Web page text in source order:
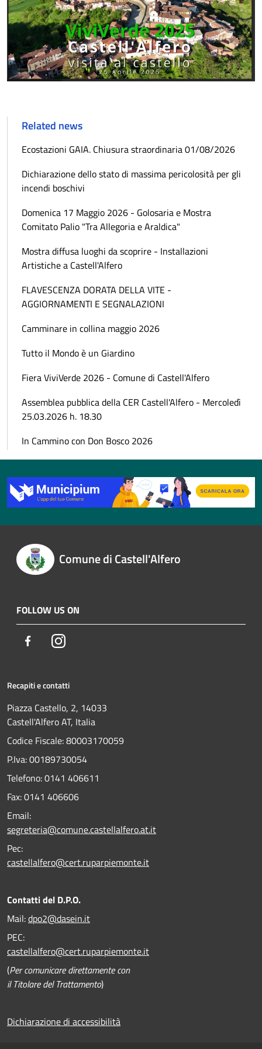
Related news
Ecostazioni GAIA. Chiusura straordinaria 01/08/2026
Dichiarazione dello stato di massima pericolosità per gli
incendi boschivi
Domenica 17 Maggio 2026 - Golosaria e Mostra
Comitato Palio "Tra Allegoria e Araldica"
Mostra diffusa luoghi da scoprire - Installazioni
Artistiche a Castell'Alfero
FLAVESCENZA DORATA DELLA VITE -
AGGIORNAMENTI E SEGNALAZIONI
Camminare in collina maggio 2026
Tutto il Mondo è un Giardino
Fiera ViviVerde 2026 - Comune di Castell'Alfero
Assemblea pubblica della CER Castell'Alfero - Mercoledì
25.03.2026 h. 18.30
In Cammino con Don Bosco 2026
Comune di Castell'Alfero
FOLLOW US ON
FacebookInstagram
Recapiti e contatti
Piazza Castello, 2, 14033
Castell'Alfero AT, Italia
Codice Fiscale: 80003170059
P.Iva: 00189730054
Telefono:0141 406611
Fax:0141 406606
Email:
segreteria@comune.castellalfero.at.it
Pec:
castellalfero@cert.ruparpiemonte.it
Contatti del D.P.O.
Mail:dpo2@dasein.it
PEC:
castellalfero@cert.ruparpiemonte.it
(Per comunicare direttamente con
il Titolare del Trattamento)
Dichiarazione di accessibilità